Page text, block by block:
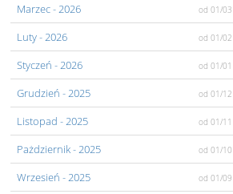
Marzec- 2026 od 01/03
Luty- 2026 od 01/02
Styczeń - 2026 od 01/01
Grudzień - 2025 od 01/12
Listopad - 2025 od 01/11
Pażdziernik- 2025 od 01/10
Wrzesień - 2025 od 01/09